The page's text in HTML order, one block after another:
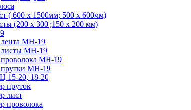
( 600 х 1500мм; 500 х 600мм)
(200 х 300 ;150 х 200 мм)
МН-19
листы МН-19
МН-19
МН-19
15-20, 18-20
пруток
лист
проволока